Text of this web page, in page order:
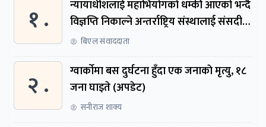
१ .
न्यायाधीशलाई महाभियोगको धम्की आएको भन्दै
विज्ञप्ति निकाल्ने अन्तर्राष्ट्रिय संस्थालाई संसदीय
समितिमा बोलाइयो
बिएल संवाददाता
२ .
ग्वार्काेमा बस दुर्घटना हुँदा एक जनाकाे मृत्यु, १८
जना घाइते (अपडेट)
सनीराज शाक्य